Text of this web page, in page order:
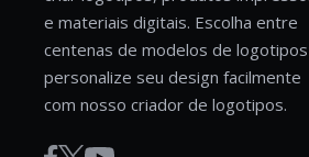
e materiais digitais. Escolha entre
centenas de modelos de
personalize seu design facilmente
com nosso criador de logotipos.